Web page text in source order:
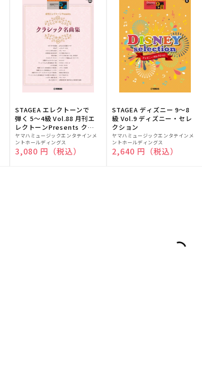
STAGEA エレクトーンで
弾く 5～4級 Vol.88 月刊エ
レクトーンPresents クラ
シック名曲集
販
売
元:
ヤマハミュージックエンタテインメ
ントホールディングス
通常価格
3,080 円（税込）
STAGEA ディズニー 9～8
級 Vol.9 ディズニー・セレ
クション
販
売
元:
ヤマハミュージックエンタテインメ
ントホールディングス
通常価格
2,640 円（税込）